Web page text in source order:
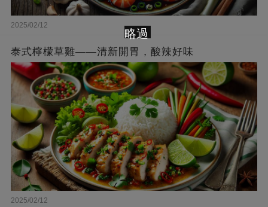
2025/02/12
泰式檸檬草雞——清新開胃，酸辣好味
2025/02/12
略過